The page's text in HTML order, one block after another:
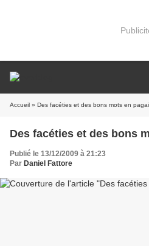
Accueil » Des facéties et des bons mots en
Des facéties et des bons
Publié le 13/12/2009 à 21:23
Par Daniel Fattore